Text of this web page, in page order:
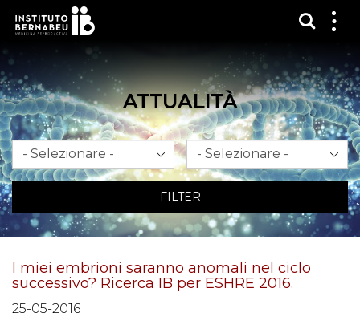
ATTUALITÀ
Mese Anno
FILTER
I miei embrioni saranno anomali nel ciclo
successivo? Ricerca IB per ESHRE 2016.
25-05-2016